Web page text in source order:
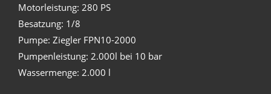
Motorleistung: 280 PS
Besatzung: 1/8
Pumpe: Ziegler FPN10-2000
Pumpenleistung: 2.000l bei 10 bar
Wassermenge: 2.000 l